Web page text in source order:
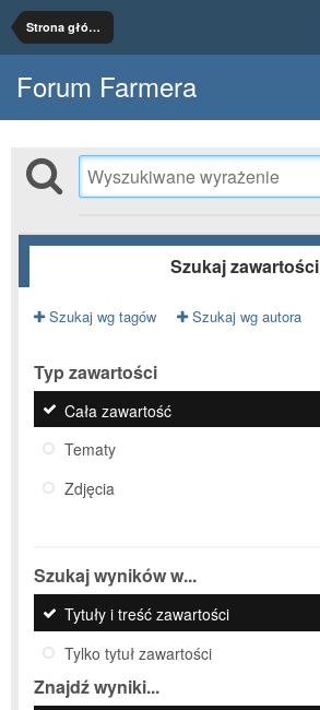
Strona główna
Forum Farmera
Szukaj zawartości
Szukaj wg tagów Szukaj wg autora
Typ zawartości
Cała zawartość
Tematy
Zdjęcia
Szukaj wyników w...
Tytuły i treść zawartości
Tylko tytuł zawartości
Znajdź wyniki...